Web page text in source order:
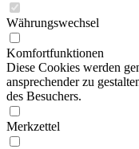
Währungswechsel
Komfortfunktionen
Diese Cookies werden
ansprechender zu
des Besuchers.
Merkzettel